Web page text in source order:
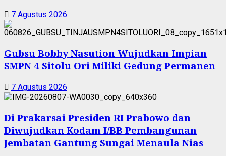
7 Agustus 2026
Gubsu Bobby Nasution Wujudkan Impian
SMPN 4 Sitolu Ori Miliki Gedung Permanen
7 Agustus 2026
Di Prakarsai Presiden RI Prabowo dan
Diwujudkan Kodam I/BB Pembangunan
Jembatan Gantung Sungai Menaula Nias